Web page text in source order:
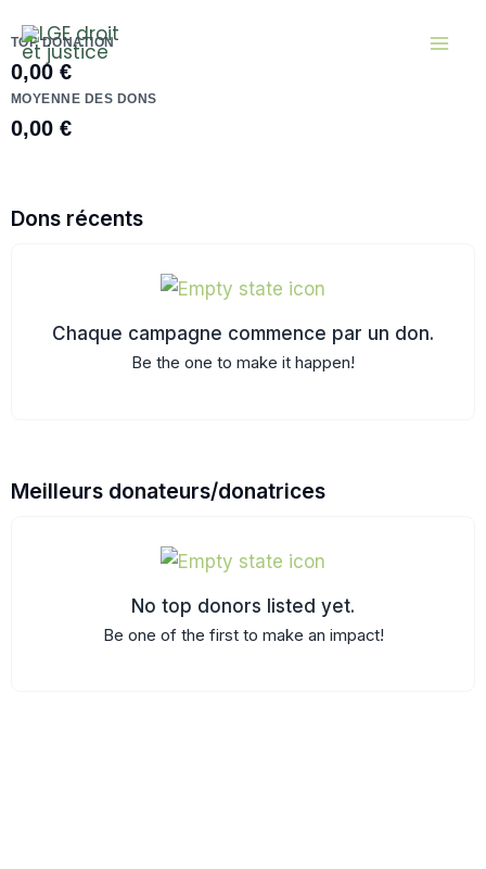
au
contenu
TOP DONATION
0,00 €
MOYENNE DES DONS
0,00 €
Dons récents
Chaque campagne commence par un don.
Be the one to make it happen!
Meilleurs donateurs/donatrices
No top donors listed yet.
Be one of the first to make an impact!